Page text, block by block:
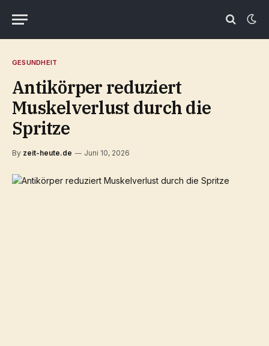
GESUNDHEIT
Antikörper reduziert
Muskelverlust durch die
Spritze
By zeit-heute.de Juni 10, 2026